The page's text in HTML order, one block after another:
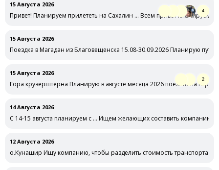
15 Августа 2026
Привет! Планируем прилететь на Сахалин … Всем привет планируем
4
15 Августа 2026
Поездка в Магадан из Благовещенска 15.08-30.09.2026 Планирую
15 Августа 2026
Гора крузерштерна Планирую в августе месяца 2026 поехать на гору
2
14 Августа 2026
С 14-15 августа планируем с … Ищем желающих составить компанию
12 Августа 2026
о.Кунашир Ищу компанию, чтобы разделить стоимость транспорта и